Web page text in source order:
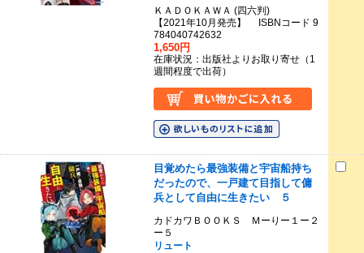
ＫＡＤＯＫＡＷＡ (四六判)
【2021年10月発売】 ISBNコード 9
784040742632
1,650円
在庫状況：出版社よりお取り寄せ（1
週間程度で出荷）
目覚めたら最強装備と宇宙船持ち
だったので、一戸建て目指して傭
兵として自由に生きたい ５
カドカワＢＯＯＫＳ Ｍーりー１ー２
ー５
リュート